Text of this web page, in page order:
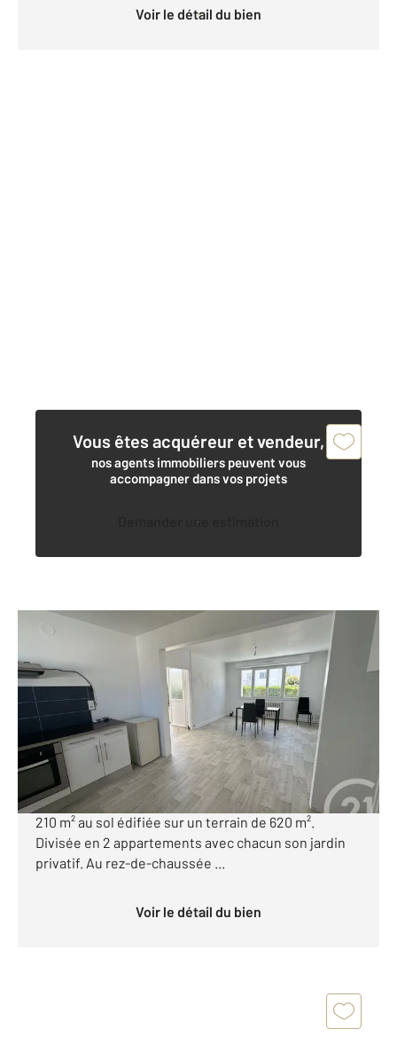
Voir le détail du bien
Vous êtes acquéreur et vendeur,
nos agents immobiliers peuvent vous
accompagner dans vos projets
Demander une estimation
ROYAN 17
Ref : 8957
Maison à vendre
367 500 €
ROYAN - à 350 mètres des commerces et 1700
mètres de la plage, maison de 134 m² habitable et
210 m² au sol édifiée sur un terrain de 620 m².
Divisée en 2 appartements avec chacun son jardin
privatif. Au rez-de-chaussée ...
Voir le détail du bien